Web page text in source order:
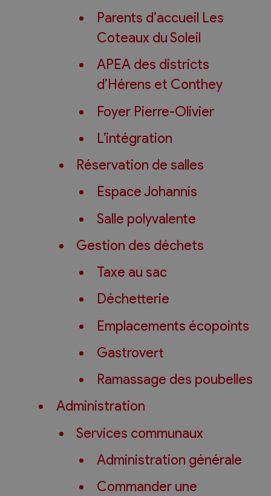
Parents d’accueil Les
Coteaux du Soleil
APEA des districts
d’Hérens et Conthey
Foyer Pierre-Olivier
L’intégration
Réservation de salles
Espace Johannis
Salle polyvalente
Gestion des déchets
Taxe au sac
Déchetterie
Emplacements écopoints
Gastrovert
Ramassage des poubelles
Administration
Services communaux
Administration générale
Commander une